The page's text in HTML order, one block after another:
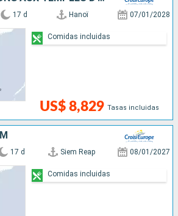
17 d Hanoï 07/01/2028
US$ 8,829 Tasas incluidas
Comidas incluidas
17 d Siem Reap 08/01/2027
Comidas incluidas